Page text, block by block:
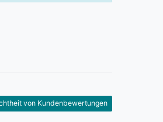
von Kundenbewertungen